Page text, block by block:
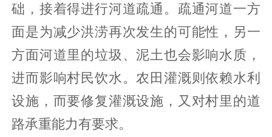
础，接着得进行河道疏通。疏通河道一方
面是为减少洪涝再次发生的可能性，另一
方面河道里的垃圾、泥土也会影响水质，
进而影响村民饮水。农田灌溉则依赖水利
设施，而要修复灌溉设施，又对村里的道
路承重能力有要求。